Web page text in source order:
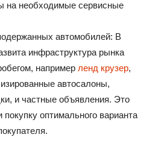
на необходимые сервисные
автомобилей: В
инфраструктура рынка
например ленд крузер,
автосалоны,
и частные объявления. Это
покупку оптимального варианта